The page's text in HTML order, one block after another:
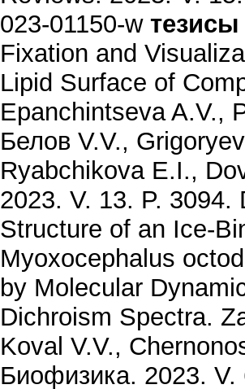
023-01150-w
Fixation and
Lipid Surface of
Epanchintseva A.V.,
Белов V.V.,
Ryabchikova E.I.,
2023. V. 13. P. 3094.
Structure of an Ice-
Myoxocephalus
by Molecular
Dichroism Spectra.
Koval V.V.,
Биофизика. 2023.